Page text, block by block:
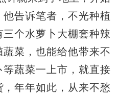
告诉笔者，不光种植
个水萝卜大棚套种辣
菜，也能给他带来不
蔬菜一上市，就直接
年年如此，从来不愁